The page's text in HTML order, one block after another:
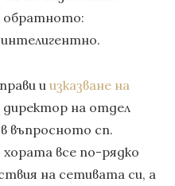
обратното:
и изказване на
директор на отдел
въпросното сп.
хората все по-рядко
на сетивата си, а